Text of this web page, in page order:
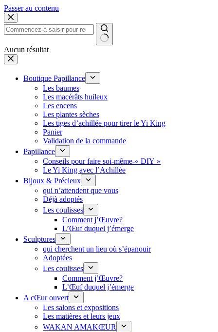
Passer au contenu
Aucun résultat
Boutique Papillance
Les baumes
Les macérâts huileux
Les encens
Les plantes sèches
Les tiges d’achillée pour tirer le Yi King
Panier
Validation de la commande
Papillance
Conseils pour faire soi-même-« DIY »
Le Yi King avec l’Achillée
Bijoux & Précieux
qui n’attendent que vous
Déjà adoptés
Les coulisses
Comment j’Œuvre?
L’Œuf duquel j’émerge
Sculptures
qui cherchent un lieu où s’épanouir
Adoptées
Les coulisses
Comment j’Œuvre?
L’Œuf duquel j’émerge
A cŒur ouvert
Les salons et expositions
Les matières et leurs jeux
WAKAN AMAKŒUR